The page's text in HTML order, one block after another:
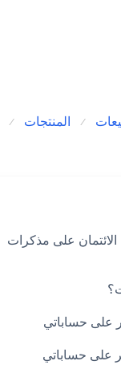
المنتجات
على مذكرات
على حساباتي
على حساباتي